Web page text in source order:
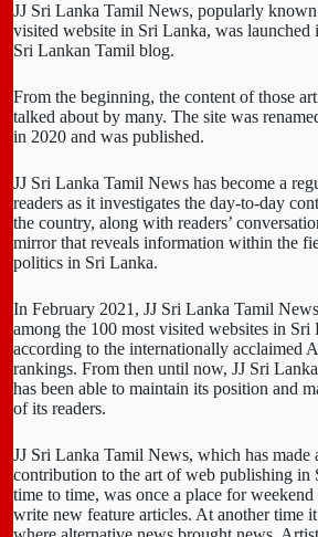
JJ Sri Lanka Tamil News, popularly known
visited website in Sri Lanka, was launched
Sri Lankan Tamil blog.
From the beginning, the content of those
talked about by many. The site was
in 2020 and was published.
JJ Sri Lanka Tamil News has become a
readers as it investigates the day-to-day
the country, along with readers’
mirror that reveals information within the
politics in Sri Lanka.
In February 2021, JJ Sri Lanka Tamil
among the 100 most visited websites in Sri
according to the internationally acclaimed
rankings. From then until now, JJ Sri
has been able to maintain its position and
of its readers.
JJ Sri Lanka Tamil News, which has made
contribution to the art of web publishing in
time to time, was once a place for weekend
write new feature articles. At another time